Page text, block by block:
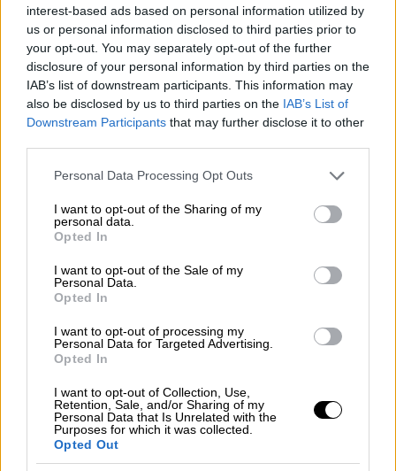
interest-based ads based on personal information utilized by
us or personal information disclosed to third parties prior to
your opt-out. You may separately opt-out of the further
disclosure of your personal information by third parties on the
IAB’s list of downstream participants. This information may
also be disclosed by us to third parties on the IAB’s List of
Downstream Participants that may further disclose it to other
Please note that this website/app uses one or more Google
not limited to your visit or usage behaviour. You may click to
grant or deny consent to Google and its third-party tags to
use your data for below specified purposes in below Google
consent section.
Personal Data Processing Opt Outs
I want to opt-out of the Sharing of my
personal data.
Opted In
I want to opt-out of the Sale of my
Personal Data.
Opted In
I want to opt-out of processing my
Personal Data for Targeted Advertising.
Opted In
I want to opt-out of Collection, Use,
Retention, Sale, and/or Sharing of my
Personal Data that Is Unrelated with the
Purposes for which it was collected.
Opted Out
Ελλάδα|19.03.2024 17:20
Στο νοσοκομείο υπάλληλοι των ΕΛΤΑ
Μπουρναζίου – Είπαν πως άνοιξαν
ύποπτο φάκελο
Ένιωσαν αδιαθεσία και στη συνέχεια
μεταφέρθηκαν στο νοσοκομείο
Ελλάδα|08.12.2023 13:20